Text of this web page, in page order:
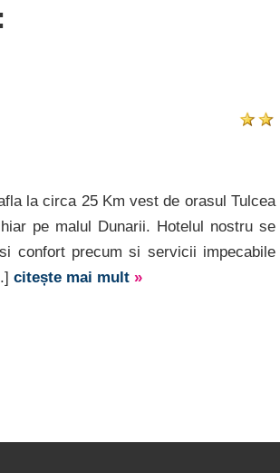
la circa 25 Km vest de orasul Tulcea
pe malul Dunarii. Hotelul nostru se
confort precum si servicii impecabile
citește mai mult »